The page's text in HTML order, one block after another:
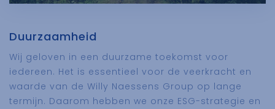
Duurzaamheid
Wij geloven in een duurzame toekomst voor
iedereen. Het is essentieel voor de veerkracht en
waarde van de Willy Naessens Group op lange
termijn. Daarom hebben we onze ESG-strategie en